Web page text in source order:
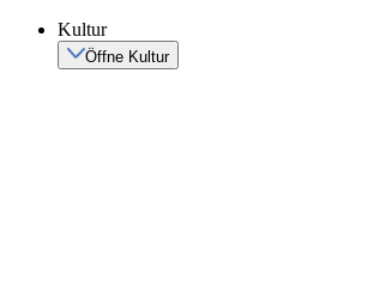
Kultur
Öffne Kultur